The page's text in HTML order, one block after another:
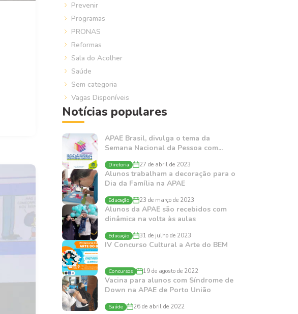
Prevenir
Programas
PRONAS
Reformas
Sala do Acolher
Saúde
Sem categoria
Vagas Disponíveis
Notícias populares
APAE Brasil, divulga o tema da
Semana Nacional da Pessoa com...
Diretoria 27 de abril de 2023
Alunos trabalham a decoração para o
Dia da Família na APAE
Educação 23 de março de 2023
Alunos da APAE são recebidos com
dinâmica na volta às aulas
Educação 31 de julho de 2023
IV Concurso Cultural a Arte do BEM
Concursos 19 de agosto de 2022
Vacina para alunos com Síndrome de
Down na APAE de Porto União
Saúde 26 de abril de 2022